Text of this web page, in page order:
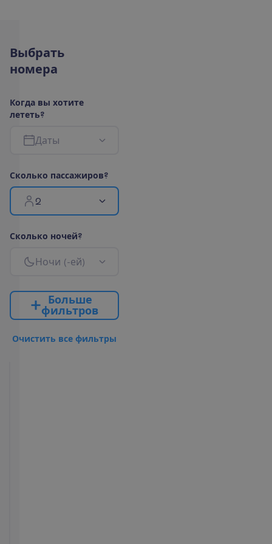
Выбрать
номера
Когда вы хотите
лететь?
Даты
Сколько пассажиров?
2
Сколько ночей?
Ночи (-ей)
Больше
фильтров
Очистить все фильтры